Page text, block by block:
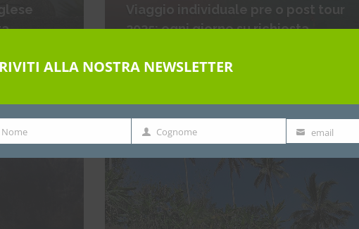
Viaggio individuale pre o post tour
2025: ogni giorno su richiesta
ALLA NOSTRA NEWSLETTER
Nome Cognome
Cognome emailemail